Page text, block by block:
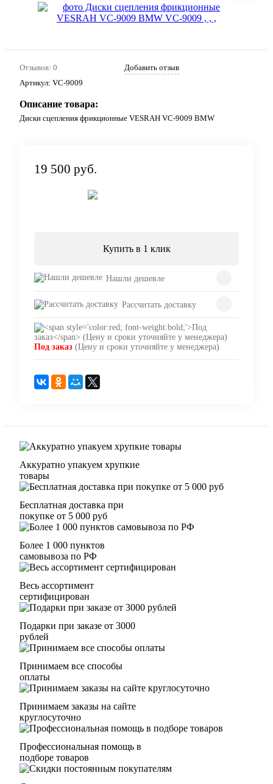
Отзывов: 0
Добавить отзыв
Артикул: VC-9009
Описание товара:
Диски сцепления фрикционные VESRAH VC-9009 BMW
19 500 руб.
Купить в 1 клик
Нашли дешевле
Рассчитать доставку
Под заказ (Цену и сроки уточняйте у менеджера)
Аккуратно упакуем хрупкие
товары
Бесплатная доставка при
покупке от 5 000 руб
Более 1 000 пунктов
самовывоза по РФ
Весь ассортимент
сертифицирован
Подарки при заказе от 3000
рублей
Принимаем все способы
оплаты
Принимаем заказы на сайте
круглосуточно
Профессиональная помощь в
подборе товаров